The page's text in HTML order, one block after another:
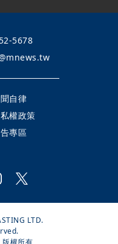
5678
自律
權政策
專區
LTD.
版權所有